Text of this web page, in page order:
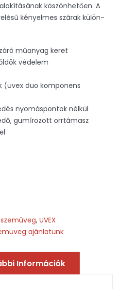
köszönhetően. A
kényelmes szárak külön-
műanyag keret
védelem
(uvex duo komponens
nyomáspontok nélkül
gumírozott orrtámasz
, UVEX
ajánlatunk
Információk